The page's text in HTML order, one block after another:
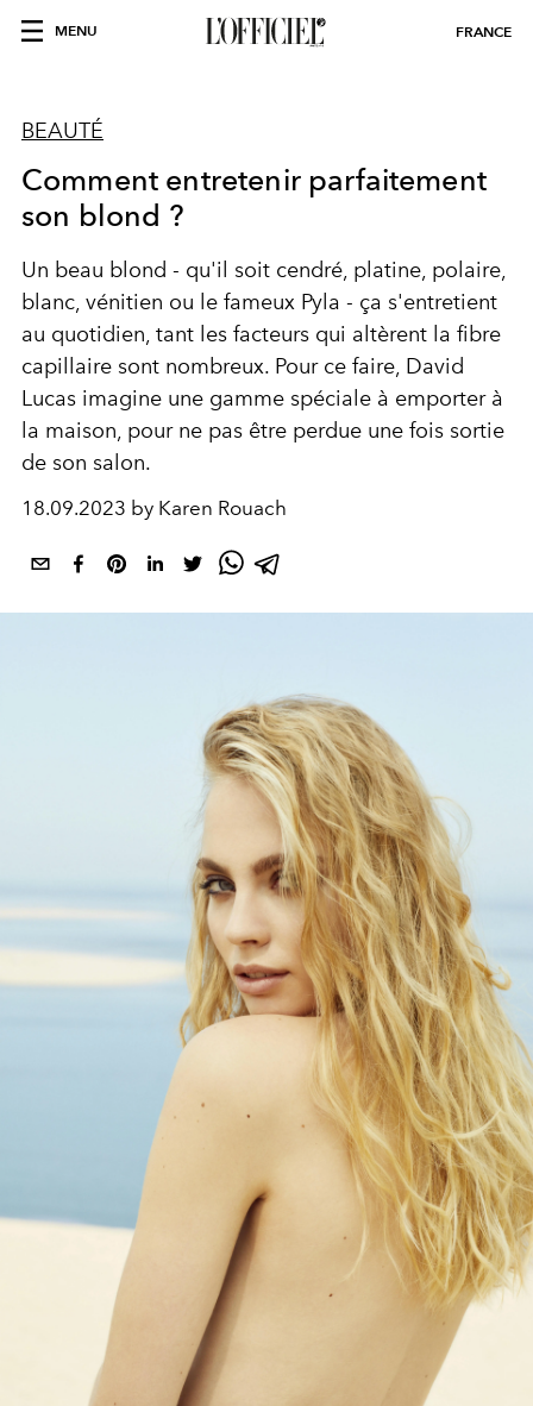
MENU FRANCE
BEAUTÉ
Comment entretenir parfaitement
son blond ?
Un beau blond - qu'il soit cendré, platine, polaire,
blanc, vénitien ou le fameux Pyla - ça s'entretient
au quotidien, tant les facteurs qui altèrent la fibre
capillaire sont nombreux. Pour ce faire, David
Lucas imagine une gamme spéciale à emporter à
la maison, pour ne pas être perdue une fois sortie
de son salon.
18.09.2023 by Karen Rouach